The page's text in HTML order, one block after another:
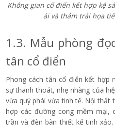
Không gian cổ điển kết hợp kệ
ái và thảm trải họa
1.3. Mẫu phòng
tân cổ điển
Phong cách tân cổ điển kết hợp
sự thanh thoát, nhẹ nhàng của
vừa quý phái vừa tinh tế. Nội thất
hợp các đường cong mềm mại,
trần và đèn bàn thiết kế tinh